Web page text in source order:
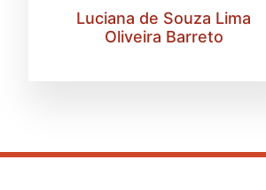
Luciana de Souza Lima
Oliveira Barreto